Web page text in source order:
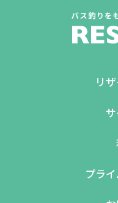
リ
プラ